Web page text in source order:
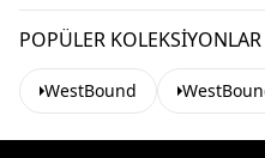
POPÜLER KOLEKSIYONLAR
WestBound